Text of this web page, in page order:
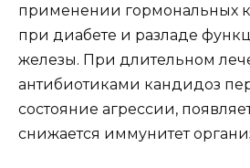
применении гормональных
при диабете и разладе
железы. При длительном
антибиотиками кандидоз
состояние агрессии,
снижается иммунитет